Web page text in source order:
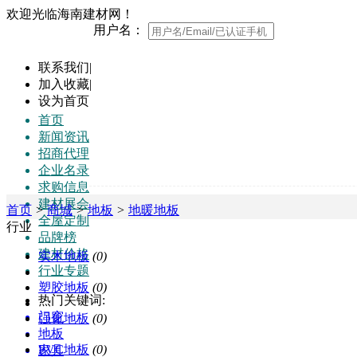
欢迎光临海南建材网！
用户名：
联系我们|
加入收藏|
设为首页
首页
新闻资讯
招商代理
企业名录
求购信息
建材展会
全屋定制
品牌榜
建材价格
行业专题
热门关键词:
门窗
地板
家具
首页 > 商城 > 地板 > 地暖地板
行业
实木地板 (0)
塑胶地板 (0)
强化地板 (0)
PVC地板 (0)